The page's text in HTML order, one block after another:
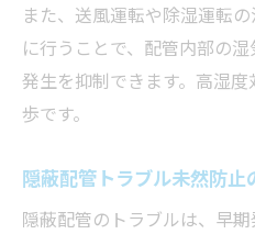
また、送風運転や除湿運転
に行うことで、配管内部の
発生を抑制できます。高湿
歩です。
隠蔽配管トラブル未然防止
隠蔽配管のトラブルは、早